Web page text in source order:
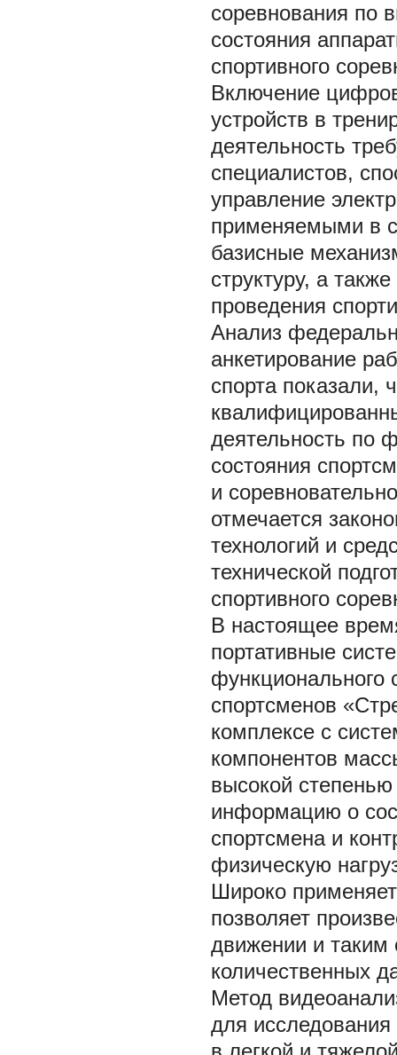
соревнования по
состояния
спортивного
Включение
устройств в
деятельность
специалистов,
управление
применяемыми в
базисные
структуру, а
проведения
Анализ
анкетирование
спорта показали,
деятельность по
состояния
и
отмечается
технологий и
технической
спортивного
В настоящее
портативные
функционального
спортсменов
комплексе с
компонентов
высокой
информацию о
спортсмена и
физическую
Широко
позволяет
движении и таким
количественных
Метод
для